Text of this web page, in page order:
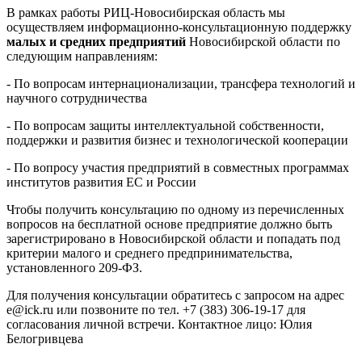
В рамках работы РИЦ-Новосибирская область мы
осуществляем информационно-консультационную поддержку
малых и средних предприятий Новосибирской области по
следующим направлениям:
- По вопросам интернационализации, трансфера технологий и
научного сотрудничества
- По вопросам защиты интеллектуальной собственности,
поддержки и развития бизнес и технологической кооперации
- По вопросу участия предприятий в совместных программах
институтов развития ЕС и России
Чтобы получить консультацию по одному из перечисленных
вопросов на бесплатной основе предприятие должно быть
зарегистрировано в Новосибирской области и попадать под
критерии малого и среднего предпринимательства,
установленного 209-ФЗ.
Для получения консультации обратитесь с запросом на адрес
e@ick.ru или позвоните по тел. +7 (383) 306-19-17 для
согласования личной встречи. Контактное лицо: Юлия
Белогривцева